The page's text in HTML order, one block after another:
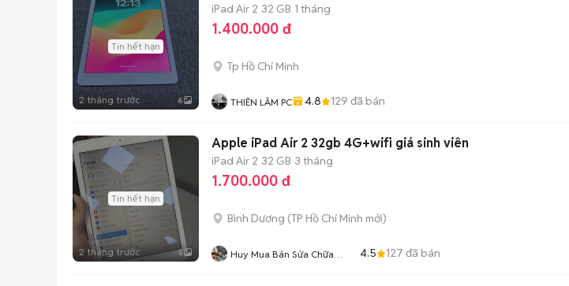
Tin hết hạn
2 tháng trước 6
iPad Air 2 32 GB 1 tháng
1.400.000 đ
Tp Hồ Chí Minh
THIÊN LÂM PC 4.8 129 đã bán
Tin hết hạn
2 tháng trước 5
Apple iPad Air 2 32gb 4G+wifi giá sinh viên
iPad Air 2 32 GB 3 tháng
1.700.000 đ
Bình Dương (TP Hồ Chí Minh mới)
Huy Mua Bán Sửa Chữa
4.5 127 đã bán